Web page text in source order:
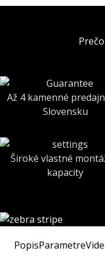
Až 4 kamenné
Slovensku
Široké vlastné
kapacity
PopisParametre